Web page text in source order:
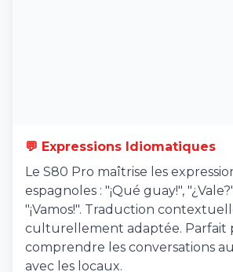
💬 Expressions Idiomatiques
Le S80 Pro maîtrise les
espagnoles : "¡Qué guay!",
"¡Vamos!". Traduction
culturellement adaptée. Parfait
comprendre les conversations
avec les locaux.